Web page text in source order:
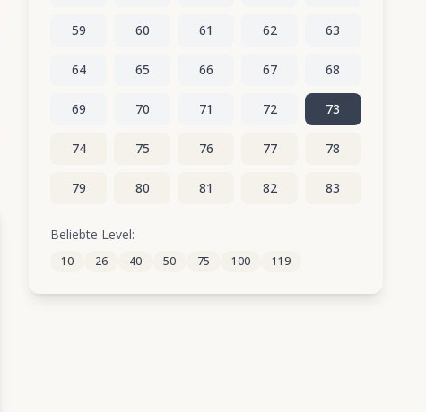
59 60 61 62 63
64 65 66 67 68
69 70 71 72 73
74 75 76 77 78
79 80 81 82 83
84
89 90 91 92
Beliebte Level:
10 26 40 50 75 100 119